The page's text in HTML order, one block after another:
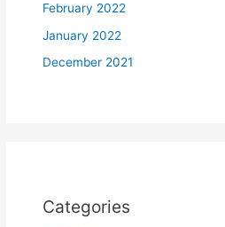
February 2022
January 2022
December 2021
Categories